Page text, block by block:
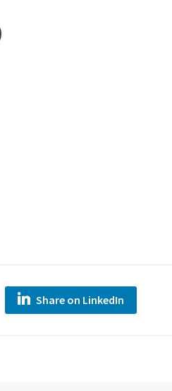
Share on LinkedIn